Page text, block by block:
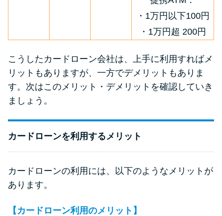
・1万円以下100円
・1万円超 200円
こうしたカードローン会社は、上手に利用すればメ
リットもありますが、一方でデメリットもありま
す。次はこのメリット・デメリットを確認していき
ましょう。
カードローンを利用するメリット
カードローンの利用には、以下のようなメリットが
あります。
【カードローン利用のメリット】